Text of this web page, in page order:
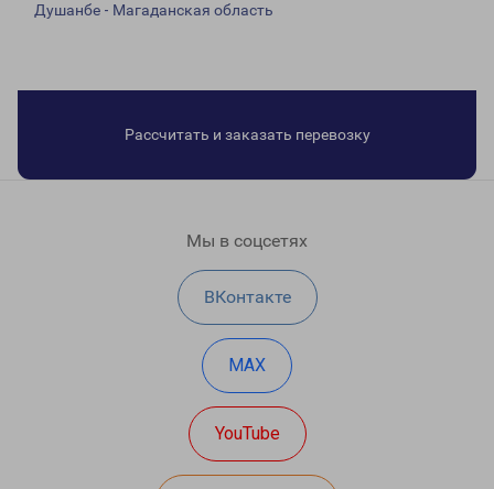
Душанбе - Магаданская область
Рассчитать и заказать перевозку
Мы в соцсетях
ВКонтакте
MAX
YouTube